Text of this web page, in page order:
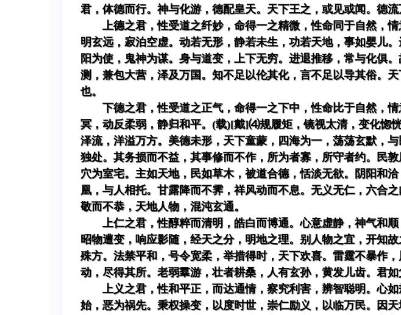
君，体德而行。神与化游，德配皇天。天下王之，或见或闻。德
上德之君，性受道之纤妙，命得一之精微，性命同于自然，
明玄远，寂泊空虚。动若无形，静若未生，功若天地，事如婴儿
阳为使，鬼神为谋。身与道变，上下无穷。进退推移，常与化俱
测，兼包大营，泽及万国。知不足以伦其化，言不足以导其俗。
也。
下德之君，性受道之正气，命得一之下中，性命比于自然，
冥，动反柔弱，静归和平。(载)[戴]⑷规履矩，镜视太清，变化
泽流，洋溢万方。美德未形，天下童蒙，四海为一，荡荡玄默，
独处。其务损而不益，其事修而不作，所为者寡，所守者约。民
穴为室宅。主如天地，民如草木，被道合德，恬淡无欲。阴阳和
凰，与人相托。甘露降而不霁，祥风动而不息。无义无仁，六合
敬而不恭，天地人物，混沌玄通。
上仁之君，性醇粹而清明，皓白而博通。心意虚静，神气和
昭物遭变，响应影随，经天之分，明地之理。别人物之宜，开知
殊方。法禁平和，号令宽柔，举措得时，天下欢喜。雷霆不暴作
动，尽得其所。老弱羣游，壮者耕桑，人有玄孙，黄发儿齿。君
上义之君，性和平正，而达通情，察究利害，辨智聪明。心
始，恶为祸先。秉权操变，以度时世，崇仁励义，以临万民。因